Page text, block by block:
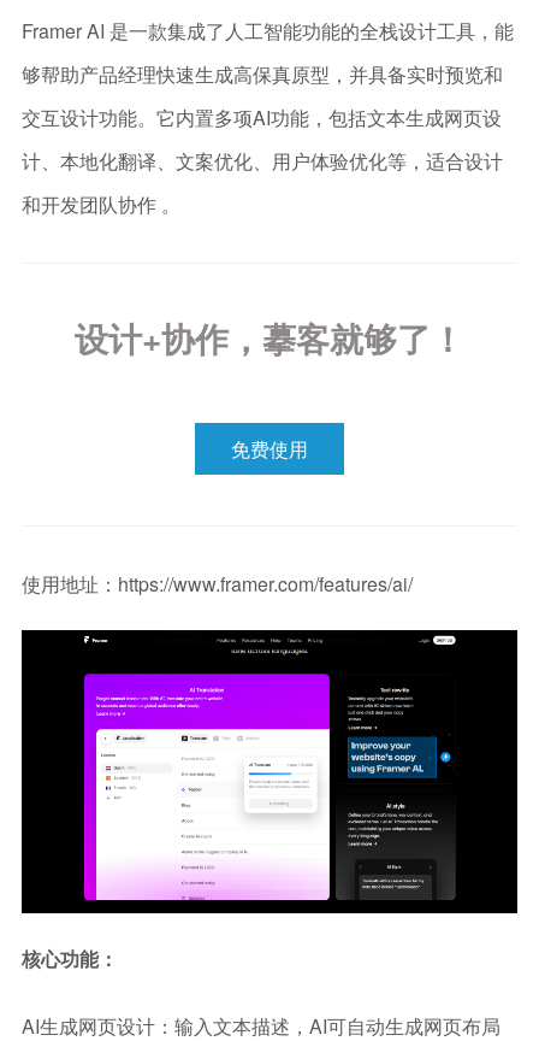
Framer AI 是一款集成了人工智能功能的全栈设计工具，能
够帮助产品经理快速生成高保真原型，并具备实时预览和
交互设计功能。它内置多项AI功能，包括文本生成网页设
计、本地化翻译、文案优化、用户体验优化等，适合设计
和开发团队协作 。
设计+协作，摹客就够了！
免费使用
使用地址：https://www.framer.com/features/ai/
核心功能：
AI生成网页设计：输入文本描述，AI可自动生成网页布局